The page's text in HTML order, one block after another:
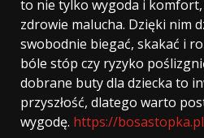
to nie tylko wygoda i
zdrowie malucha. Dzięki nim
swobodnie biegać, skakać i
bóle stóp czy ryzyko
dobrane buty dla dziecka to
przyszłość, dlatego warto
wygodę. https://